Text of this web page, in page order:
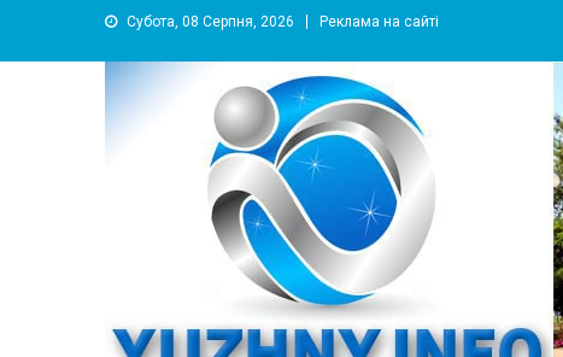
Субота, 08 Серпня, 2026 Реклама на сайті
YUZHNY.INFO
информационный портал города Южный